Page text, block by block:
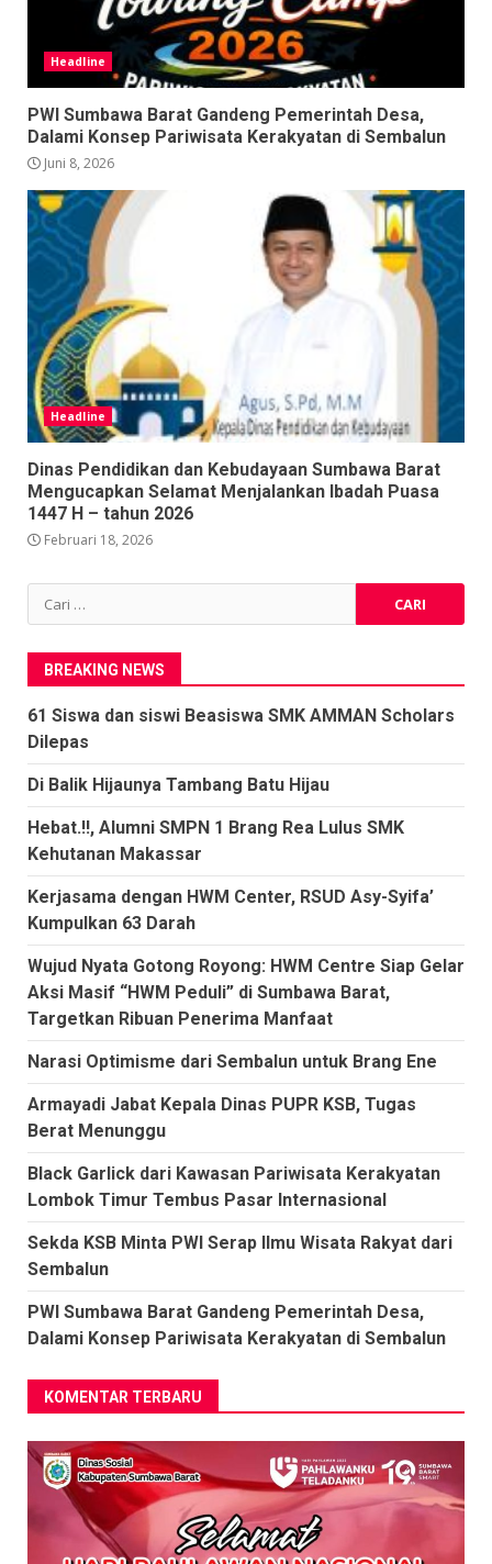
Headline
PWI Sumbawa Barat Gandeng Pemerintah Desa,
Dalami Konsep Pariwisata Kerakyatan di Sembalun
Juni 8, 2026
Headline
Dinas Pendidikan dan Kebudayaan Sumbawa Barat
Mengucapkan Selamat Menjalankan Ibadah Puasa
1447 H – tahun 2026
Februari 18, 2026
Cari
untuk:
BREAKING NEWS
61 Siswa dan siswi Beasiswa SMK AMMAN Scholars
Dilepas
Di Balik Hijaunya Tambang Batu Hijau
Hebat.!!, Alumni SMPN 1 Brang Rea Lulus SMK
Kehutanan Makassar
Kerjasama dengan HWM Center, RSUD Asy-Syifa’
Kumpulkan 63 Darah
Wujud Nyata Gotong Royong: HWM Centre Siap Gelar
Aksi Masif “HWM Peduli” di Sumbawa Barat,
Targetkan Ribuan Penerima Manfaat
Narasi Optimisme dari Sembalun untuk Brang Ene
Armayadi Jabat Kepala Dinas PUPR KSB, Tugas
Berat Menunggu
Black Garlick dari Kawasan Pariwisata Kerakyatan
Lombok Timur Tembus Pasar Internasional
Sekda KSB Minta PWI Serap Ilmu Wisata Rakyat dari
Sembalun
PWI Sumbawa Barat Gandeng Pemerintah Desa,
Dalami Konsep Pariwisata Kerakyatan di Sembalun
KOMENTAR TERBARU